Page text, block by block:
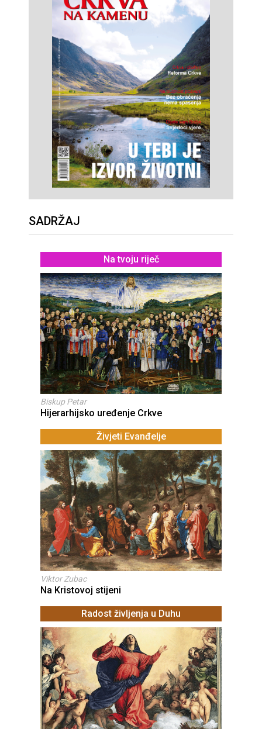
SADRŽAJ
Na tvoju riječ
Biskup Petar
Hijerarhijsko uređenje Crkve
Živjeti Evanđelje
Viktor Zubac
Na Kristovoj stijeni
Radost življenja u Duhu